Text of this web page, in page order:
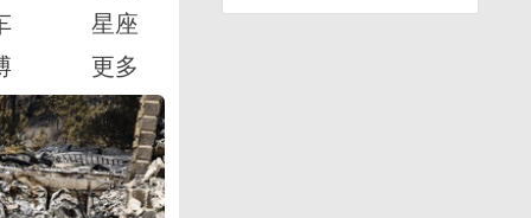
星座
更多